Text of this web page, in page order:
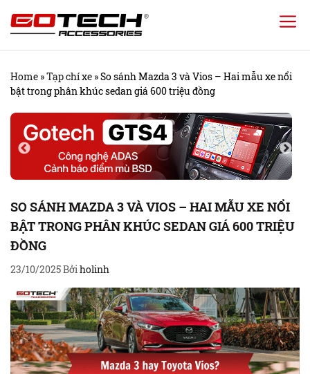
Chuyển
đến
dung
Home »Tạp chí xe »So sánh Mazda 3 và Vios – Hai mẫu xe nổi
bật trong phân khúc sedan giá 600 triệu đồng
SO SÁNH MAZDA 3 VÀ VIOS – HAI MẪU XE NỔI
BẬT TRONG PHÂN KHÚC SEDAN GIÁ 600 TRIỆU
ĐỒNG
23/10/2025Bởiholinh